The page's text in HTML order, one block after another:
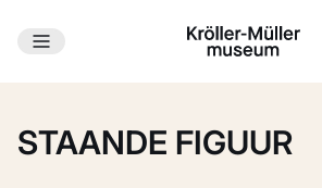
Ga naar hoofdinhoud
STAANDE FIGUUR